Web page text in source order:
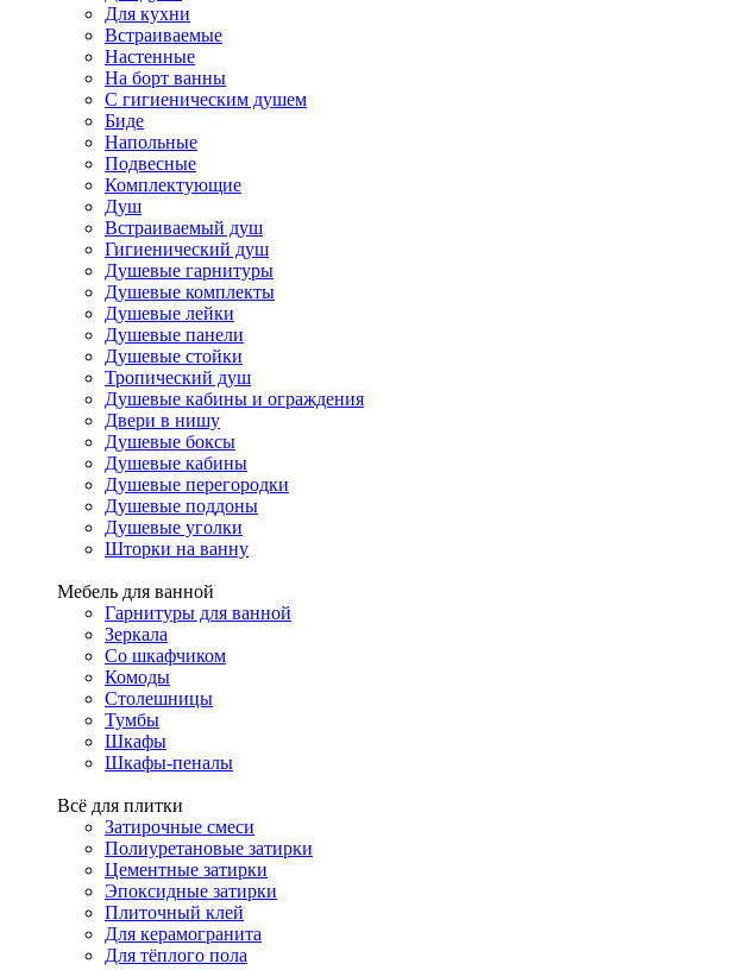
Для кухни
Встраиваемые
Настенные
На борт ванны
С гигиеническим душем
Биде
Напольные
Подвесные
Комплектующие
Душ
Встраиваемый душ
Гигиенический душ
Душевые гарнитуры
Душевые комплекты
Душевые лейки
Душевые панели
Душевые стойки
Тропический душ
Душевые кабины и ограждения
Двери в нишу
Душевые боксы
Душевые кабины
Душевые перегородки
Душевые поддоны
Душевые уголки
Шторки на ванну
Мебель для ванной
Гарнитуры для ванной
Зеркала
Со шкафчиком
Комоды
Столешницы
Тумбы
Шкафы
Шкафы-пеналы
Всё для плитки
Затирочные смеси
Полиуретановые затирки
Цементные затирки
Эпоксидные затирки
Плиточный клей
Для керамогранита
Для тёплого пола